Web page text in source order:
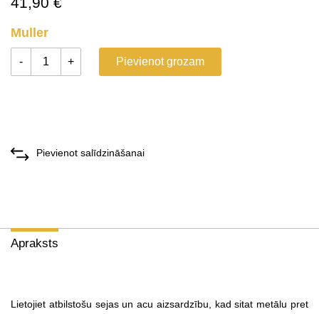
Muller
- + Pievienot grozam
Pievienot salīdzināšanai
Apraksts
Lietojiet atbilstošu sejas un acu aizsardzību, kad sitat metālu pret